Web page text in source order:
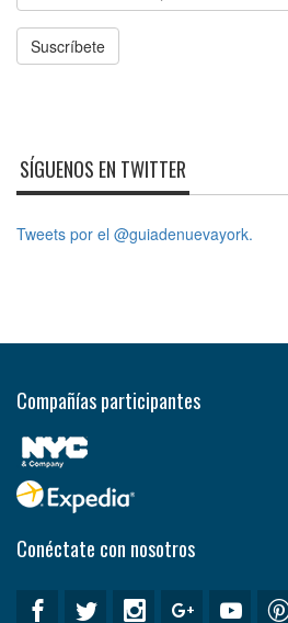
Suscríbete
SÍGUENOS EN TWITTER
Tweets por el @guiadenuevayork.
Compañías participantes
Conéctate con nosotros